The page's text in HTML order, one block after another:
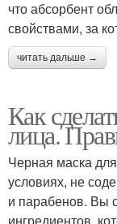
что абсорбент
свойствами, за
читать дальше →
Как
лица.
Черная маска
условиях, не
и парабенов. Вы
ингредиентов,